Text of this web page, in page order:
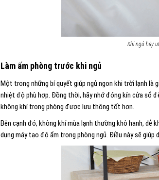
Khi ngủ hãy
Làm ấm phòng trước khi ngủ
Một trong những bí quyết giúp ngủ ngon khi trời lạnh là
nhiệt độ phù hợp. Đồng thời, hãy nhớ đóng kín cửa sổ
không khí trong phòng được lưu thông tốt hơn.
Bên cạnh đó, không khí mùa lạnh thường khô hanh,
dụng máy tạo độ ẩm trong phòng ngủ. Điều này sẽ giúp